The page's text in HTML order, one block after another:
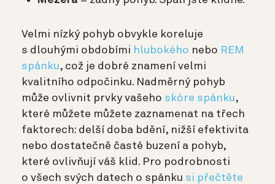
Velmi nízký pohyb obvykle koreluje
s dlouhými obdobími hlubokého nebo REM
spánku, což je dobré znamení velmi
kvalitního odpočinku. Nadměrný pohyb
může ovlivnit prvky vašeho skóre spánku,
které můžete můžete zaznamenat na třech
faktorech: delší doba bdění, nižší efektivita
nebo dostatečně časté buzení a pohyb,
které ovlivňují váš klid. Pro podrobnosti
o všech svých datech o spánku si přečtěte